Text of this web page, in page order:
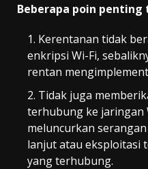
Beberapa poin
Kerentanan tidak
enkripsi Wi-Fi,
rentan
Tidak juga
terhubung ke jaringan
meluncurkan
lanjut atau eksploitasi
yang terhubung.